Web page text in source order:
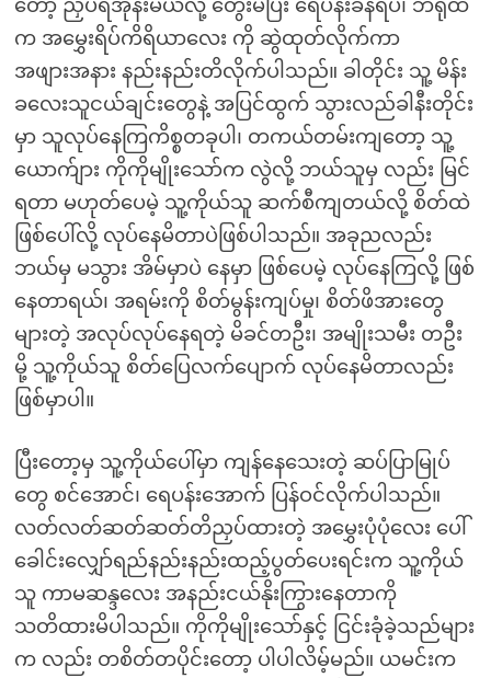
တော့ ညှပ်ရအုန်းမယ်လို့ တွေးမိပြီး ရေပန်းခနရပ်၊ ဘီရိုထဲ
က အမွှေးရိပ်ကိရိယာလေး ကို ဆွဲထုတ်လိုက်ကာ
အဖျားအနား နည်းနည်းတိလိုက်ပါသည်။ ခါတိုင်း သူ့ မိန်း
ခလေးသူငယ်ချင်းတွေနဲ့ အပြင်ထွက် သွားလည်ခါနီးတိုင်း
မှာ သူလုပ်နေကြကိစ္စတခုပါ၊ တကယ်တမ်းကျတော့ သူ့
ယောက်ျား ကိုကိုမျိုးသော်က လွဲလို့ ဘယ်သူမှ လည်း မြင်
ရတာ မဟုတ်ပေမဲ့ သူ့ကိုယ်သူ ဆက်စီကျတယ်လို့ စိတ်ထဲ
ဖြစ်ပေါ်လို့ လုပ်နေမိတာပဲဖြစ်ပါသည်။ အခုညလည်း
ဘယ်မှ မသွား အိမ်မှာပဲ နေမှာ ဖြစ်ပေမဲ့ လုပ်နေကြလို့ ဖြစ်
နေတာရယ်၊ အရမ်းကို စိတ်မွန်းကျပ်မှု၊ စိတ်ဖိအားတွေ
များတဲ့ အလုပ်လုပ်နေရတဲ့ မိခင်တဦး၊ အမျိုးသမီး တဦး
မို့ သူ့ကိုယ်သူ စိတ်ပြေလက်ပျောက် လုပ်နေမိတာလည်း
ဖြစ်မှာပါ။
ပြီးတော့မှ သူ့ကိုယ်ပေါ်မှာ ကျန်နေသေးတဲ့ ဆပ်ပြာမြုပ်
တွေ စင်အောင်၊ ရေပန်းအောက် ပြန်ဝင်လိုက်ပါသည်။
လတ်လတ်ဆတ်ဆတ်တိညှပ်ထားတဲ့ အမွှေးပုံပုံလေး ပေါ်
ခေါင်းလျှော်ရည်နည်းနည်းထည့်ပွတ်ပေးရင်းက သူ့ကိုယ်
သူ ကာမဆန္ဒလေး အနည်းငယ်နိုးကြွားနေတာကို
သတိထားမိပါသည်။ ကိုကိုမျိုးသော်နှင့် ငြင်းခုံခဲ့သည်များ
က လည်း တစိတ်တပိုင်းတော့ ပါပါလိမ့်မည်။ ယမင်းက